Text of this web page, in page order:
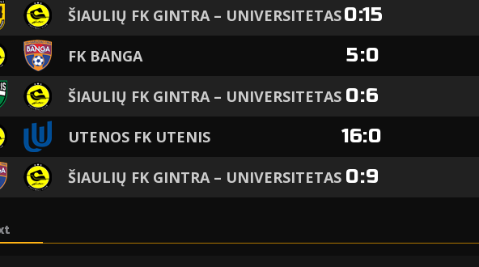
ŠIAULIŲ FK GINTRA – UNIVERSITETAS0:15
FK BANGA 5:0
ŠIAULIŲ FK GINTRA – UNIVERSITETAS 0:6
UTENOS FK UTENIS 16:0
ŠIAULIŲ FK GINTRA – UNIVERSITETAS 0:9